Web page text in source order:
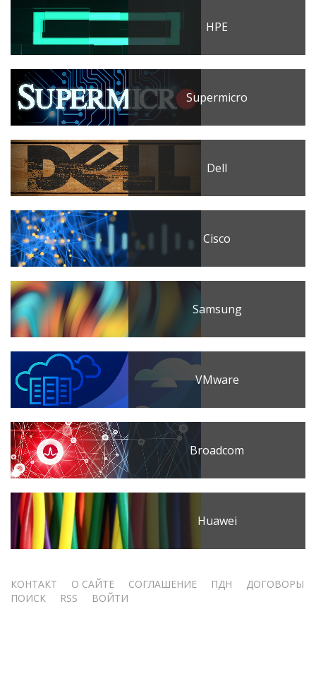
HPE
Supermicro
Dell
Cisco
Samsung
VMware
Broadcom
Huawei
Меню
КОНТАКТ О САЙТЕ СОГЛАШЕНИЕ ПДН
ДОГОВОРЫ
ПОИСК
RSS ВОЙТИ